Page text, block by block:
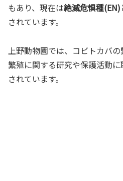
もあり、現在は絶滅危惧種(EN)
されています。
上野動物園では、コビトカバの
繁殖に関する研究や保護活動
されています。